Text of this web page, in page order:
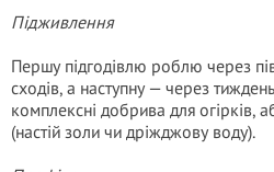
Підживлення
Першу підгодівлю роблю через
сходів, а наступну — через
комплексні добрива для огірків,
(настій золи чи дріжджову воду).